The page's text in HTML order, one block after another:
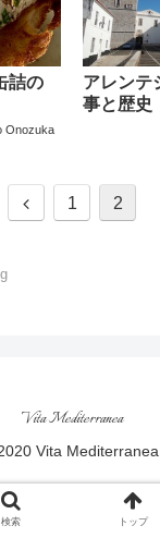
詰の
Onozuka
アレンテ
事と歴史
前
1 2
Vita Mediterranea
Vita Mediterranea.
検索 トップ